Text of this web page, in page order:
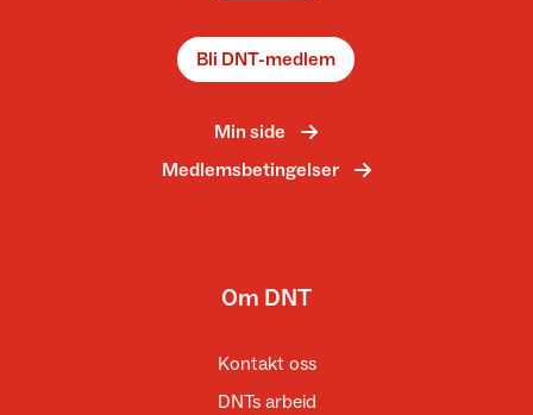
Bli DNT-medlem
Min side
Medlemsbetingelser
Om DNT
Kontakt oss
DNTs arbeid